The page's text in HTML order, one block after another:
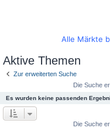
Alle Märkte
Aktive Themen
Zur erweiterten Suche
Die Suche
Es wurden keine passenden
Die Suche